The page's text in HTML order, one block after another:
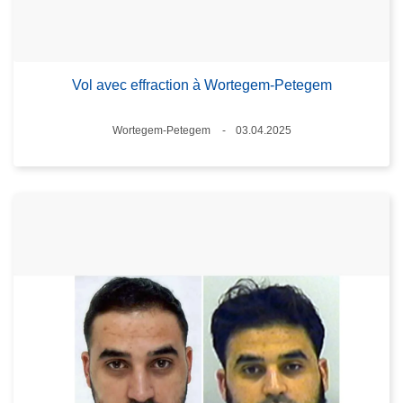
Vol avec effraction à Wortegem-Petegem
Lieux
Wortegem-Petegem
03.04.2025